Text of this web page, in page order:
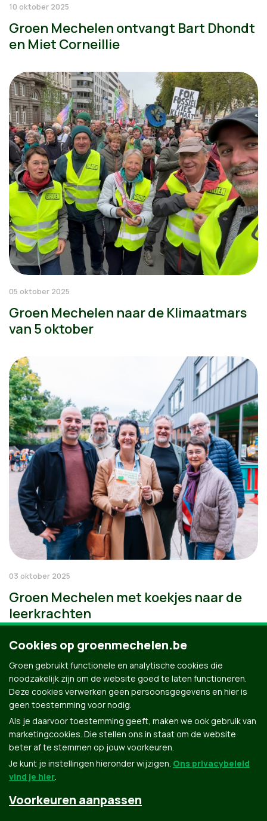
10 oktober 2025
Groen Mechelen ontvangt Bart Dhondt
en Miet Corneillie
05 oktober 2025
Groen Mechelen naar de Klimaatmars
van 5 oktober
03 oktober 2025
Groen Mechelen met koekjes naar de
leerkrachten
Groen.be
Cookies op groenmechelen.be
Groen gebruikt functionele en analytische cookies die
noodzakelijk zijn om de website goed te laten functioneren.
Deze cookies verwerken geen persoonsgegevens en hier is
geen toestemming voor nodig.
Als je daarvoor toestemming geeft, maken we ook gebruik van
marketingcookies. Die stellen ons in staat om de website
beter af te stemmen op jouw voorkeuren.
Je kunt je instellingen hieronder wijzigen. Ons privacybeleid
vind je hier.
Voorkeuren aanpassen